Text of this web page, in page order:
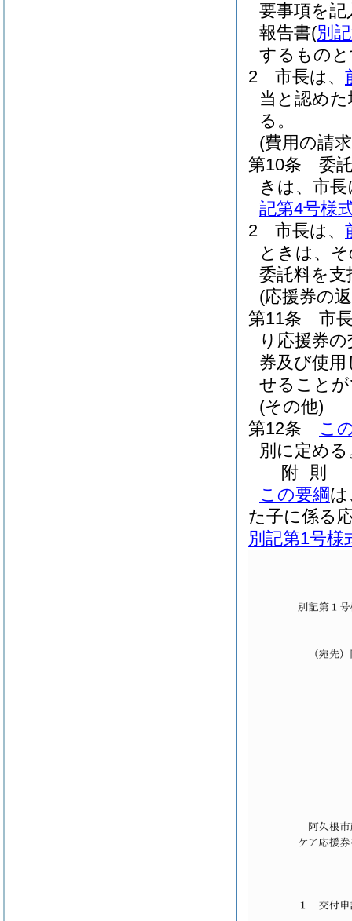
要事項を記
報告書(別
するもの
2
市長は、
当と認め
る。
(費用の請
第10条
委
きは、市
記第4号様
2
市長は、
ときは、
委託料を
(応援券の
第11条
市
り応援券
券及び使
せること
(その他)
第12条
こ
別に定める
附 則
この要綱は
た子に係る
別記第1号様